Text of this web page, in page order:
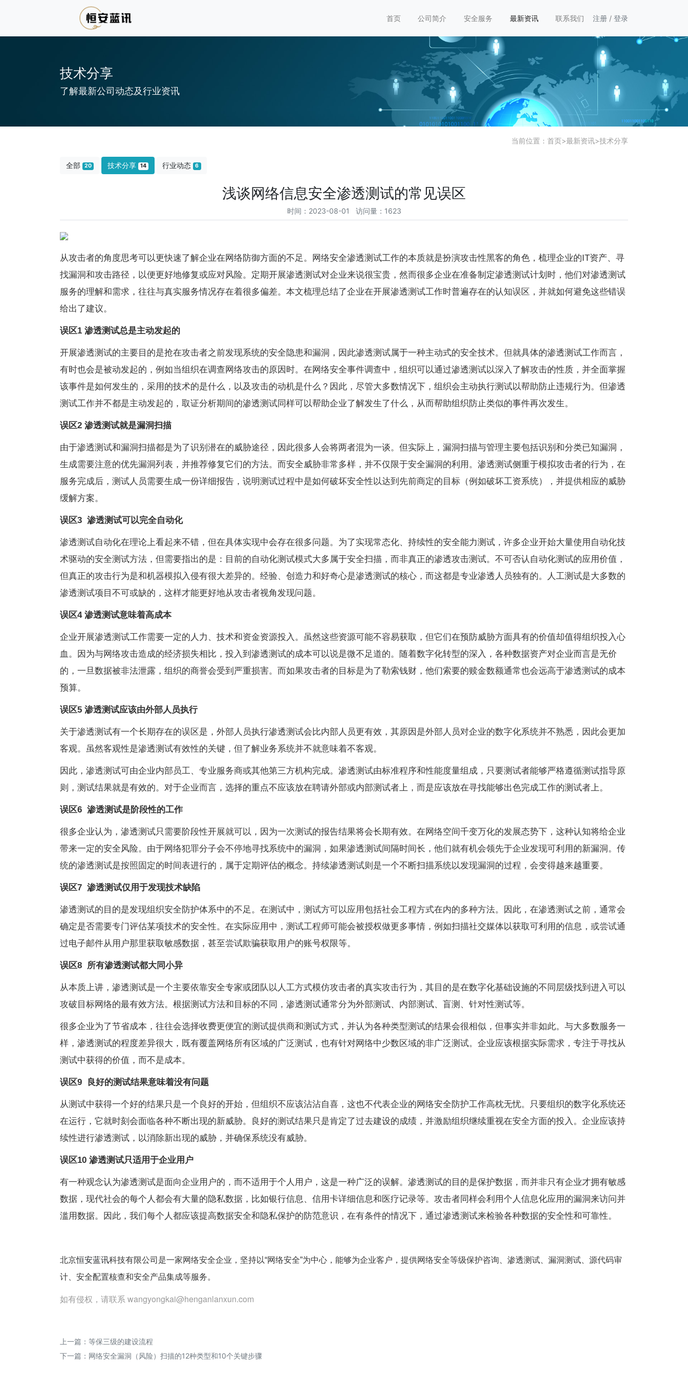
首页 公司简介 安全服务 最新资讯 联系我们 注册 / 登录
技术分享
了解最新公司动态及行业资讯
当前位置： 首页>最新资讯>技术分享
全部 20 技术分享 14 行业动态 6
浅谈网络信息安全渗透测试的常见误区
时间：2023-08-01 访问量：1623
从攻击者的角度思考可以更快速了解企业在网络防御方面的不足。网络安全渗透测试工作的本质就是扮演攻击性黑客的角色，梳理企业的IT资产、寻
找漏洞和攻击路径，以便更好地修复或应对风险。定期开展渗透测试对企业来说很宝贵，然而很多企业在准备制定渗透测试计划时，他们对渗透测试
服务的理解和需求，往往与真实服务情况存在着很多偏差。本文梳理总结了企业在开展渗透测试工作时普遍存在的认知误区，并就如何避免这些错误
给出了建议。
误区1 渗透测试总是主动发起的
开展渗透测试的主要目的是抢在攻击者之前发现系统的安全隐患和漏洞，因此渗透测试属于一种主动式的安全技术。但就具体的渗透测试工作而言，
有时也会是被动发起的，例如当组织在调查网络攻击的原因时。在网络安全事件调查中，组织可以通过渗透测试以深入了解攻击的性质，并全面掌握
该事件是如何发生的，采用的技术的是什么，以及攻击的动机是什么？因此，尽管大多数情况下，组织会主动执行测试以帮助防止违规行为。但渗透
测试工作并不都是主动发起的，取证分析期间的渗透测试同样可以帮助企业了解发生了什么，从而帮助组织防止类似的事件再次发生。
误区2 渗透测试就是漏洞扫描
由于渗透测试和漏洞扫描都是为了识别潜在的威胁途径，因此很多人会将两者混为一谈。但实际上，漏洞扫描与管理主要包括识别和分类已知漏洞，
生成需要注意的优先漏洞列表，并推荐修复它们的方法。而安全威胁非常多样，并不仅限于安全漏洞的利用。渗透测试侧重于模拟攻击者的行为，在
服务完成后，测试人员需要生成一份详细报告，说明测试过程中是如何破坏安全性以达到先前商定的目标（例如破坏工资系统），并提供相应的威胁
缓解方案。
误区3 渗透测试可以完全自动化
渗透测试自动化在理论上看起来不错，但在具体实现中会存在很多问题。为了实现常态化、持续性的安全能力测试，许多企业开始大量使用自动化技
术驱动的安全测试方法，但需要指出的是：目前的自动化测试模式大多属于安全扫描，而非真正的渗透攻击测试。不可否认自动化测试的应用价值，
但真正的攻击行为是和机器模拟入侵有很大差异的。经验、创造力和好奇心是渗透测试的核心，而这都是专业渗透人员独有的。人工测试是大多数的
渗透测试项目不可或缺的，这样才能更好地从攻击者视角发现问题。
误区4 渗透测试意味着高成本
企业开展渗透测试工作需要一定的人力、技术和资金资源投入。虽然这些资源可能不容易获取，但它们在预防威胁方面具有的价值却值得组织投入心
血。因为与网络攻击造成的经济损失相比，投入到渗透测试的成本可以说是微不足道的。随着数字化转型的深入，各种数据资产对企业而言是无价
的，一旦数据被非法泄露，组织的商誉会受到严重损害。而如果攻击者的目标是为了勒索钱财，他们索要的赎金数额通常也会远高于渗透测试的成本
预算。
误区5 渗透测试应该由外部人员执行
关于渗透测试有一个长期存在的误区是，外部人员执行渗透测试会比内部人员更有效，其原因是外部人员对企业的数字化系统并不熟悉，因此会更加
客观。虽然客观性是渗透测试有效性的关键，但了解业务系统并不就意味着不客观。
因此，渗透测试可由企业内部员工、专业服务商或其他第三方机构完成。渗透测试由标准程序和性能度量组成，只要测试者能够严格遵循测试指导原
则，测试结果就是有效的。对于企业而言，选择的重点不应该放在聘请外部或内部测试者上，而是应该放在寻找能够出色完成工作的测试者上。
误区6 渗透测试是阶段性的工作
很多企业认为，渗透测试只需要阶段性开展就可以，因为一次测试的报告结果将会长期有效。在网络空间千变万化的发展态势下，这种认知将给企业
带来一定的安全风险。由于网络犯罪分子会不停地寻找系统中的漏洞，如果渗透测试间隔时间长，他们就有机会领先于企业发现可利用的新漏洞。传
统的渗透测试是按照固定的时间表进行的，属于定期评估的概念。持续渗透测试则是一个不断扫描系统以发现漏洞的过程，会变得越来越重要。
误区7 渗透测试仅用于发现技术缺陷
渗透测试的目的是发现组织安全防护体系中的不足。在测试中，测试方可以应用包括社会工程方式在内的多种方法。因此，在渗透测试之前，通常会
确定是否需要专门评估某项技术的安全性。在实际应用中，测试工程师可能会被授权做更多事情，例如扫描社交媒体以获取可利用的信息，或尝试通
过电子邮件从用户那里获取敏感数据，甚至尝试欺骗获取用户的账号权限等。
误区8 所有渗透测试都大同小异
从本质上讲，渗透测试是一个主要依靠安全专家或团队以人工方式模仿攻击者的真实攻击行为，其目的是在数字化基础设施的不同层级找到进入可以
攻破目标网络的最有效方法。根据测试方法和目标的不同，渗透测试通常分为外部测试、内部测试、盲测、针对性测试等。
很多企业为了节省成本，往往会选择收费更便宜的测试提供商和测试方式，并认为各种类型测试的结果会很相似，但事实并非如此。与大多数服务一
样，渗透测试的程度差异很大，既有覆盖网络所有区域的广泛测试，也有针对网络中少数区域的非广泛测试。企业应该根据实际需求，专注于寻找从
测试中获得的价值，而不是成本。
误区9 良好的测试结果意味着没有问题
从测试中获得一个好的结果只是一个良好的开始，但组织不应该沾沾自喜，这也不代表企业的网络安全防护工作高枕无忧。只要组织的数字化系统还
在运行，它就时刻会面临各种不断出现的新威胁。良好的测试结果只是肯定了过去建设的成绩，并激励组织继续重视在安全方面的投入。企业应该持
续性进行渗透测试，以消除新出现的威胁，并确保系统没有威胁。
误区10 渗透测试只适用于企业用户
有一种观念认为渗透测试是面向企业用户的，而不适用于个人用户，这是一种广泛的误解。渗透测试的目的是保护数据，而并非只有企业才拥有敏感
数据，现代社会的每个人都会有大量的隐私数据，比如银行信息、信用卡详细信息和医疗记录等。攻击者同样会利用个人信息化应用的漏洞来访问并
滥用数据。因此，我们每个人都应该提高数据安全和隐私保护的防范意识，在有条件的情况下，通过渗透测试来检验各种数据的安全性和可靠性。
北京恒安蓝讯科技有限公司是一家网络安全企业，坚持以“网络安全”为中心，能够为企业客户，提供网络安全等级保护咨询、渗透测试、漏洞测试、源代码审
计、安全配置核查和安全产品集成等服务。
如有侵权，请联系 wangyongkai@henganlanxun.com
上一篇： 等保三级的建设流程
下一篇： 网络安全漏洞（风险）扫描的12种类型和10个关键步骤